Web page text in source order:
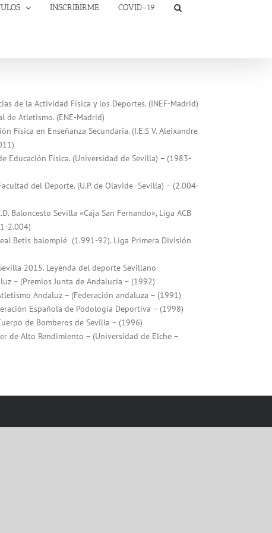
INSCRIBIRME COVID-19
de la Actividad Física y los Deportes. (INEF-Madrid)
de Atletismo. (ENE-Madrid)
Física en Enseñanza Secundaria. (I.E.S V. Aleixandre
Educación Física. (Universidad de Sevilla) – (1983-
del Deporte. (U.P. de Olavide -Sevilla) – (2.004-
Baloncesto Sevilla «Caja San Fernando», Liga ACB
2.004)
Betis balompié (1.991-92). Liga Primera División
2015. Leyenda del deporte Sevillano
– (Premios Junta de Andalucía – (1992)
Andaluz – (Federación andaluza – (1991)
Española de Podología Deportiva – (1998)
de Bomberos de Sevilla – (1996)
de Alto Rendimiento – (Universidad de Elche –